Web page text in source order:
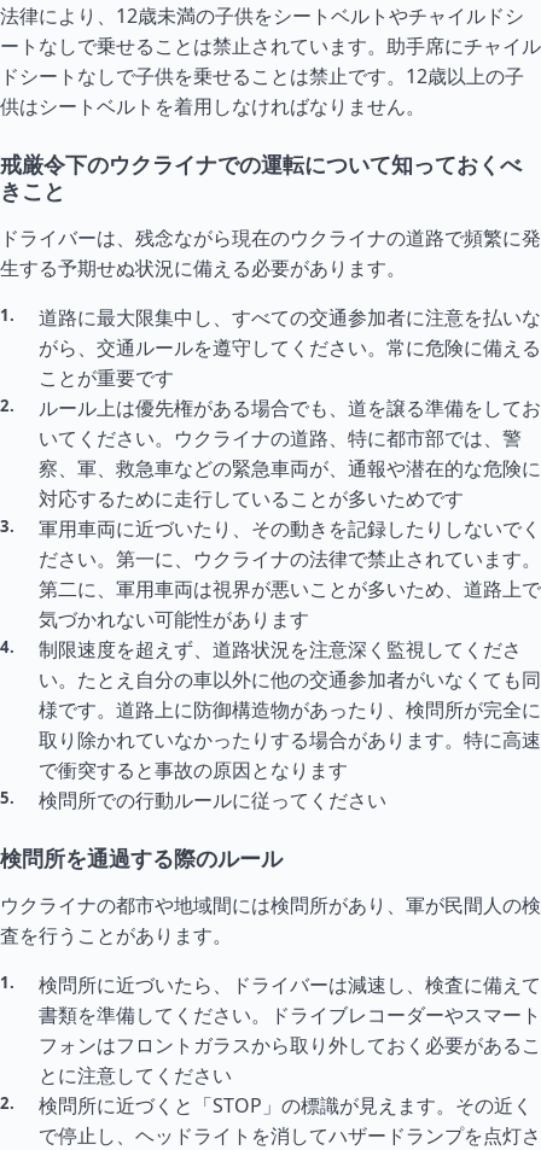
法律により、12歳未満の子供をシートベルトやチャイルドシ
ートなしで乗せることは禁止されています。助手席にチャイル
ドシートなしで子供を乗せることは禁止です。12歳以上の子
供はシートベルトを着用しなければなりません。
戒厳令下のウクライナでの運転について知っておくべ
きこと
ドライバーは、残念ながら現在のウクライナの道路で頻繁に発
生する予期せぬ状況に備える必要があります。
道路に最大限集中し、すべての交通参加者に注意を払いな
がら、交通ルールを遵守してください。常に危険に備える
ことが重要です
ルール上は優先権がある場合でも、道を譲る準備をしてお
いてください。ウクライナの道路、特に都市部では、警
察、軍、救急車などの緊急車両が、通報や潜在的な危険に
対応するために走行していることが多いためです
軍用車両に近づいたり、その動きを記録したりしないでく
ださい。第一に、ウクライナの法律で禁止されています。
第二に、軍用車両は視界が悪いことが多いため、道路上で
気づかれない可能性があります
制限速度を超えず、道路状況を注意深く監視してくださ
い。たとえ自分の車以外に他の交通参加者がいなくても同
様です。道路上に防御構造物があったり、検問所が完全に
取り除かれていなかったりする場合があります。特に高速
で衝突すると事故の原因となります
検問所での行動ルールに従ってください
検問所を通過する際のルール
ウクライナの都市や地域間には検問所があり、軍が民間人の検
査を行うことがあります。
検問所に近づいたら、ドライバーは減速し、検査に備えて
書類を準備してください。ドライブレコーダーやスマート
フォンはフロントガラスから取り外しておく必要があるこ
とに注意してください
検問所に近づくと「STOP」の標識が見えます。その近く
で停止し、ヘッドライトを消してハザードランプを点灯さ